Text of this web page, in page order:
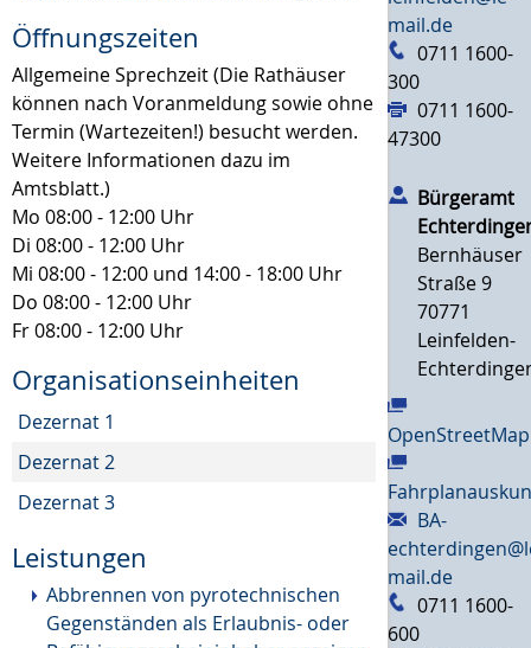
Öffnungszeiten
Allgemeine Sprechzeit (Die Rathäuser
können nach Voranmeldung sowie ohne
Termin (Wartezeiten!) besucht werden.
Weitere Informationen dazu im
Amtsblatt.)
Mo 08:00 - 12:00 Uhr
Di 08:00 - 12:00 Uhr
Mi 08:00 - 12:00 und 14:00 - 18:00 Uhr
Do 08:00 - 12:00 Uhr
Fr08:00 - 12:00 Uhr
Organisationseinheiten
Dezernat 1
Dezernat 2
Dezernat 3
Leistungen
Abbrennen von pyrotechnischen
Gegenständen als Erlaubnis- oder
mail.de
0711 1600-
300
0711 1600-
47300
Bürgeramt
Bernhäuser
Straße 9
70771
Leinfelden-
OpenStreetMap
BA-
mail.de
0711 1600-
600